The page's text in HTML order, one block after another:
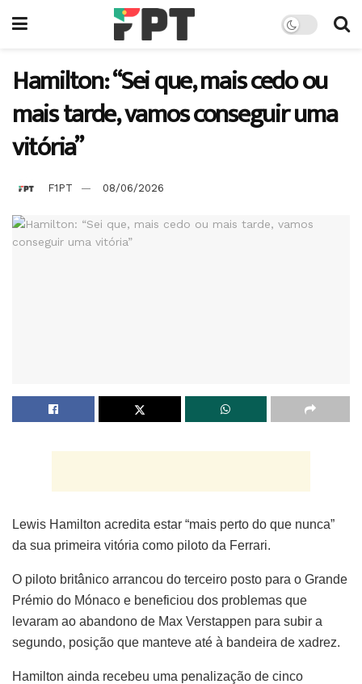
Hamilton: “Sei que, mais cedo ou
mais tarde, vamos conseguir uma
vitória”
F1PT 08/06/2026
Lewis Hamilton acredita estar “mais perto do que nunca”
da sua primeira vitória como piloto da Ferrari.
O piloto britânico arrancou do terceiro posto para o Grande
Prémio do Mónaco e beneficiou dos problemas que
levaram ao abandono de Max Verstappen para subir a
segundo, posição que manteve até à bandeira de xadrez.
Hamilton ainda recebeu uma penalização de cinco